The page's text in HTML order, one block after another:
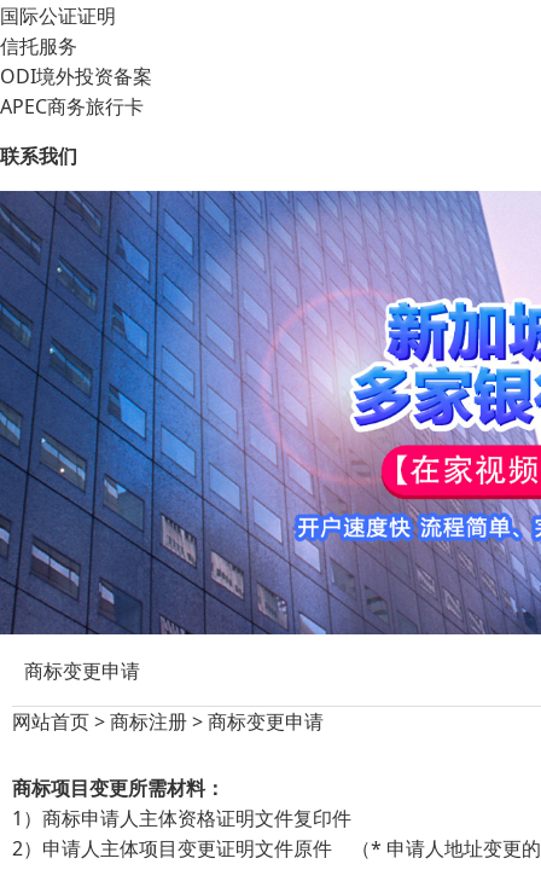
国际公证证明
信托服务
ODI境外投资备案
APEC商务旅行卡
联系我们
商标变更申请
网站首页>商标注册>商标变更申请
商标项目变更所需材料：
1）商标申请人主体资格证明文件复印件
2）申请人主体项目变更证明文件原件 （* 申请人地址变更